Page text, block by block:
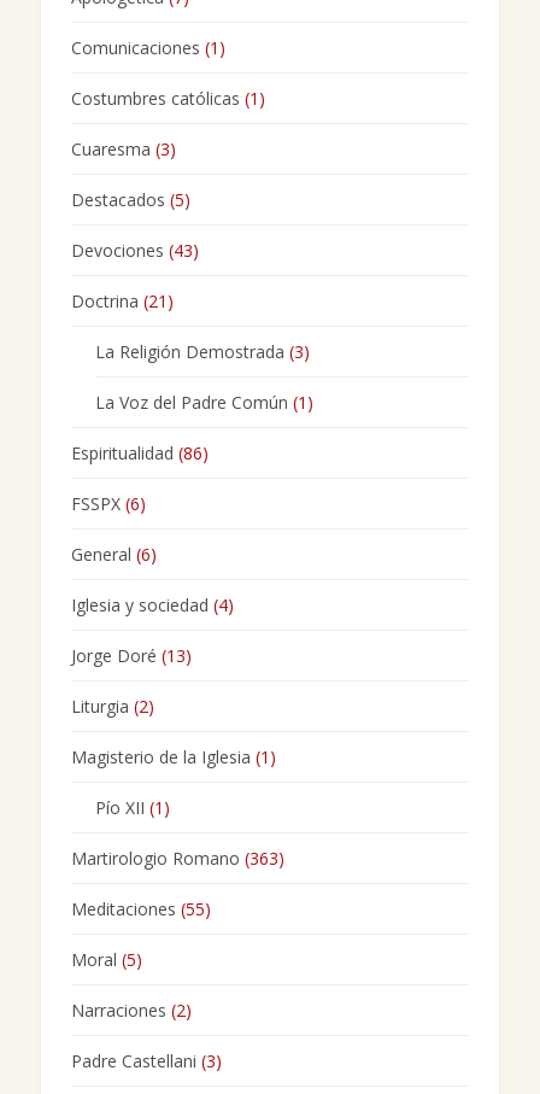
Comunicaciones (1)
Costumbres católicas (1)
Cuaresma (3)
Destacados (5)
Devociones (43)
Doctrina (21)
La Religión Demostrada (3)
La Voz del Padre Común (1)
Espiritualidad (86)
FSSPX(6)
General (6)
Iglesia y sociedad (4)
Jorge Doré (13)
Liturgia (2)
Magisterio de la Iglesia (1)
Pío XII (1)
Martirologio Romano (363)
Meditaciones (55)
Moral (5)
Narraciones (2)
Padre Castellani (3)